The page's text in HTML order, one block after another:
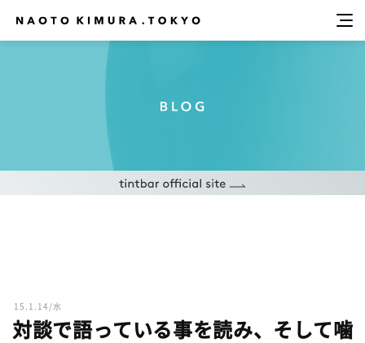
15.1.14/水
対談で語っている事を読み、そして噛